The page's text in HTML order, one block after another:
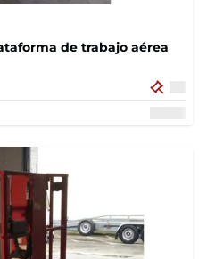
de trabajo aérea